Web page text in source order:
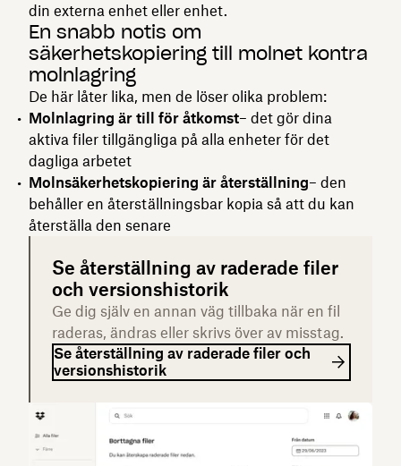
din externa enhet eller enhet.
En snabb notis om
säkerhetskopiering till molnet kontra
molnlagring
De här låter lika, men de löser olika problem:
Molnlagring är till för åtkomst– det gör dina
aktiva filer tillgängliga på alla enheter för det
dagliga arbetet
Molnsäkerhetskopiering är återställning– den
behåller en återställningsbar kopia så att du kan
återställa den senare
Se återställning av raderade filer
och versionshistorik
Ge dig själv en annan väg tillbaka när en fil
raderas, ändras eller skrivs över av misstag.
Se återställning av raderade filer och
versionshistorik